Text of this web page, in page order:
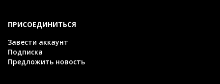
ПРИСОЕДИНИТЬСЯ
Завести аккаунт
Подписка
Предложить новость